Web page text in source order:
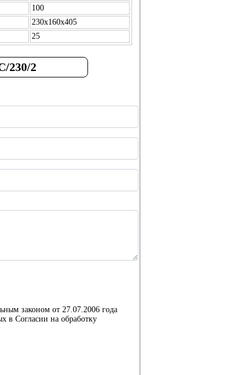
100
230х160х405
25
230/2
законом от 27.07.2006 года
в Согласии на обработку